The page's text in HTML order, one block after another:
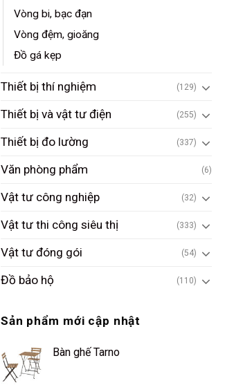
Vòng bi, bạc đạn
Vòng đệm, gioăng
Đồ gá kẹp
Thiết bị thí nghiệm (129)
Thiết bị và vật tư điện (255)
Thiết bị đo lường (337)
Văn phòng phẩm (6)
Vật tư công nghiệp (32)
Vật tư thi công siêu thị (333)
Vật tư đóng gói (54)
Đồ bảo hộ (110)
Sản phẩm mới cập nhật
Bàn ghế Tarno